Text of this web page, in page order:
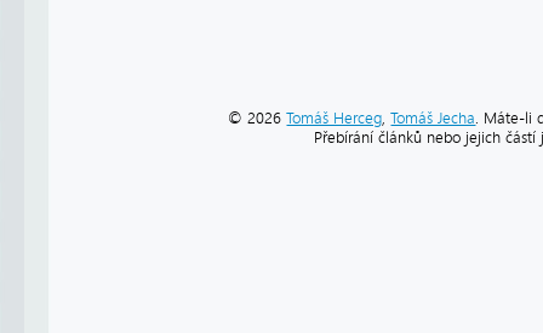
© 2026Tomáš Herceg,Tomáš Jecha. Máte-li
Přebírání článků nebo jejich